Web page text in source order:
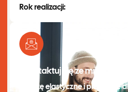
Rok realizacji:
Skontaktuj się ze mną
Tworzę elastyczne i przyjazne